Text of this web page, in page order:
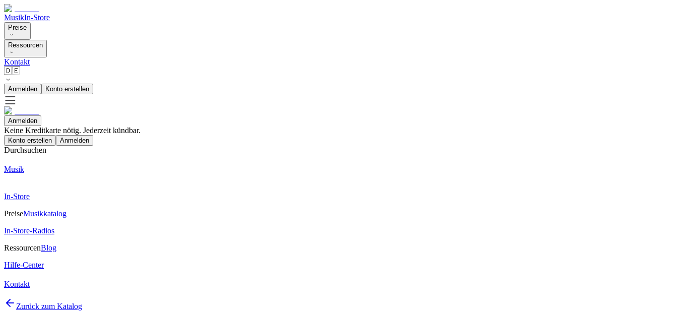
MusikIn-Store
Preise
Ressourcen
Kontakt
🇩🇪
Anmelden Konto erstellen
Anmelden
Keine Kreditkarte nötig. Jederzeit kündbar.
Konto erstellen Anmelden
Durchsuchen
Musik
In-Store
PreiseMusikkatalog
In-Store-Radios
RessourcenBlog
Hilfe-Center
Kontakt
Zurück zum Katalog